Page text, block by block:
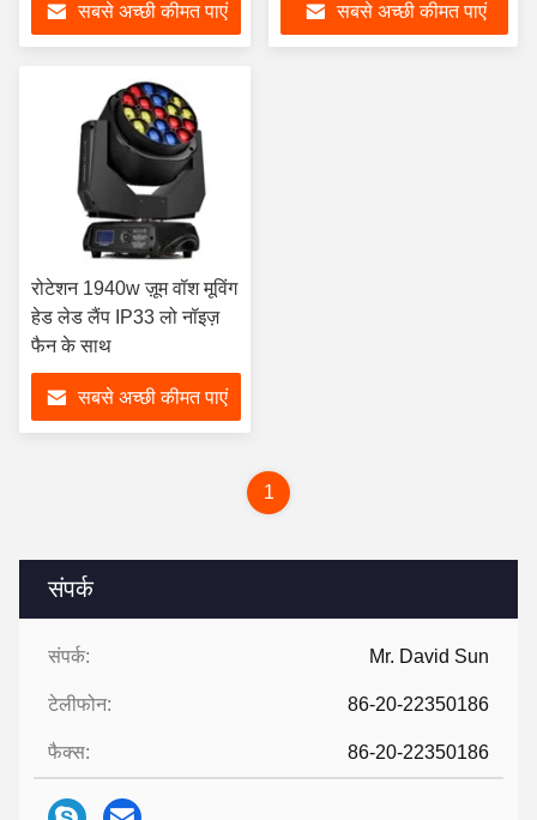
संपर्क
संपर्क: Mr. David Sun
टेलीफोन: 86-20-22350186
फैक्स: 86-20-22350186
सबसे अच्छी कीमत पाएं सबसे अच्छी कीमत पाएं
रोटेशन 1940w ज़ूम वॉश मूविंग
हेड लेड लैंप IP33 लो नॉइज़
फैन के साथ
सबसे अच्छी कीमत पाएं
1